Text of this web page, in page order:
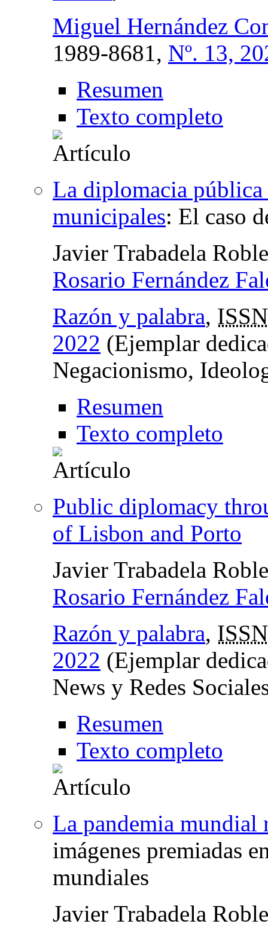
Miguel Hernández
1989-8681, Nº. 13,
Resumen
Texto completo
La diplomacia pública
municipales: El caso
Javier Trabadela
Rosario Fernández
Razón y palabra,
2022 (Ejemplar
Negacionismo,
Resumen
Texto completo
Public diplomacy
of Lisbon and Porto
Javier Trabadela
Rosario Fernández
Razón y palabra,
2022 (Ejemplar
News y Redes
Resumen
Texto completo
La pandemia mundial
imágenes premiadas
mundiales
Javier Trabadela